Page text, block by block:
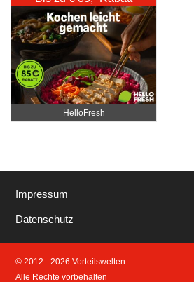
HelloFresh
Impressum
Datenschutz
© 2012 - 2026 Vorteilswelten
Alle Rechte vorbehalten